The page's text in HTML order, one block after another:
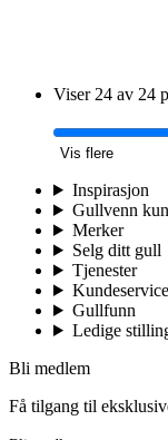
Viser 24 av 24
Vis flere
Inspirasjon
Gullvenn
Merker
Selg ditt gull
Tjenester
Kundeservice
Gullfunn
Ledige
Bli medlem
Få tilgang til